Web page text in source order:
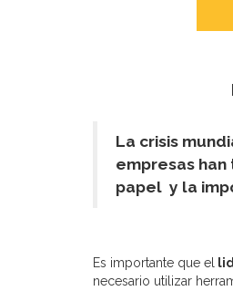
La crisis
empresas
papel y la
Es importante que el
necesario utilizar